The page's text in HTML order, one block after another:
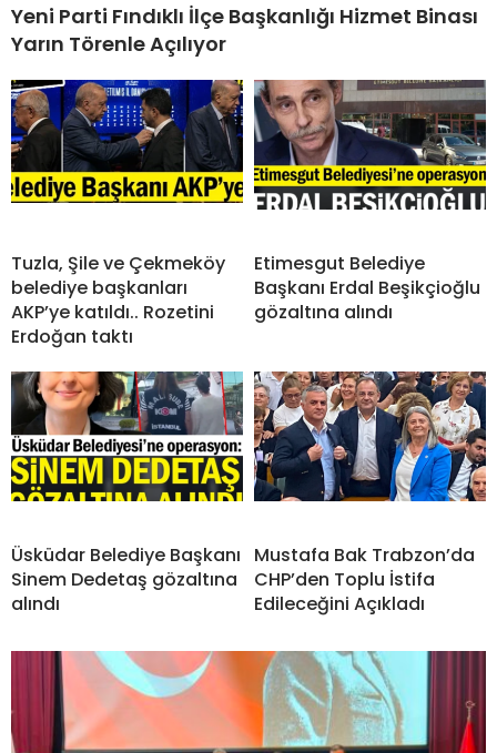
Yeni Parti Fındıklı İlçe Başkanlığı Hizmet Binası
Yarın Törenle Açılıyor
Tuzla, Şile ve Çekmeköy
belediye başkanları
AKP’ye katıldı.. Rozetini
Erdoğan taktı
Etimesgut Belediye
Başkanı Erdal Beşikçioğlu
gözaltına alındı
Üsküdar Belediye Başkanı
Sinem Dedetaş gözaltına
alındı
Mustafa Bak Trabzon’da
CHP’den Toplu İstifa
Edileceğini Açıkladı